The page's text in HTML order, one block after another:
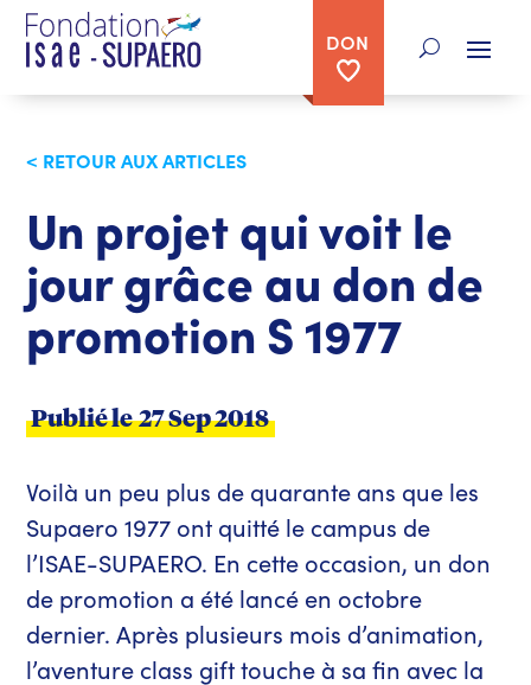
DON
< RETOUR AUX ARTICLES
Un projet qui voit le
jour grâce au don de
promotion S 1977
Publié le 27 Sep 2018
Voilà un peu plus de quarante ans que les
Supaero 1977 ont quitté le campus de
l’ISAE-SUPAERO. En cette occasion, un don
de promotion a été lancé en octobre
dernier. Après plusieurs mois d’animation,
l’aventure class gift touche à sa fin avec la